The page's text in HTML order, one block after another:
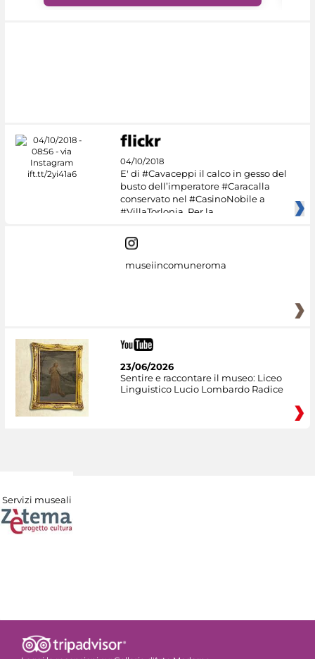
04/10/2018
E' di #Cavaceppi il calco in gesso del
busto dell’imperatore #Caracalla
conservato nel #CasinoNobile a
#VillaTorlonia. Per la
museiincomuneroma
23/06/2026
Sentire e raccontare il museo: Liceo
Linguistico Lucio Lombardo Radice
Servizi museali